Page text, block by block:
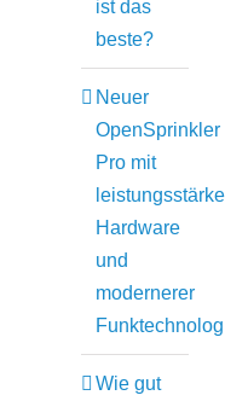
ist das
beste?
Neuer
OpenSprinkler
Pro mit
Hardware
und
modernerer
Wie gut